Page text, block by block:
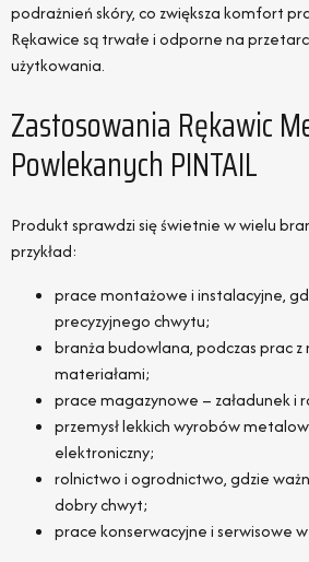
podrażnień skóry, co zwiększa komfort
Rękawice są trwałe i odporne na
użytkowania.
Zastosowania Rękawic
Powlekanych PINTAIL
Produkt sprawdzi się świetnie w wielu
przykład:
prace montażowe i instalacyjne,
precyzyjnego chwytu;
branża budowlana, podczas prac z
materiałami;
prace magazynowe – załadunek i
przemysł lekkich wyrobów
elektroniczny;
rolnictwo i ogrodnictwo, gdzie
dobry chwyt;
prace konserwacyjne i serwisowe